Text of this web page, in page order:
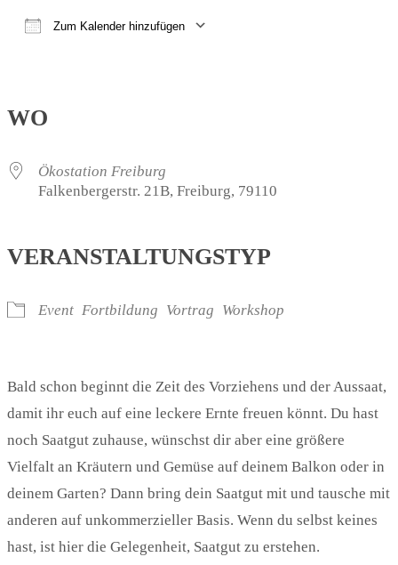
Zum Kalender hinzufügen
WO
Ökostation Freiburg
Falkenbergerstr. 21B, Freiburg, 79110
VERANSTALTUNGSTYP
Event Fortbildung Vortrag Workshop
Bald schon beginnt die Zeit des Vorziehens und der Aussaat,
damit ihr euch auf eine leckere Ernte freuen könnt. Du hast
noch Saatgut zuhause, wünschst dir aber eine größere
Vielfalt an Kräutern und Gemüse auf deinem Balkon oder in
deinem Garten? Dann bring dein Saatgut mit und tausche mit
anderen auf unkommerzieller Basis. Wenn du selbst keines
hast, ist hier die Gelegenheit, Saatgut zu erstehen.